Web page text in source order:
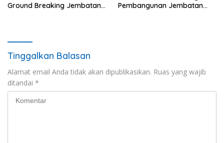
Ground Breaking Jembatan
Pembangunan Jembatan
Tinggalkan Balasan
Alamat email Anda tidak akan dipublikasikan. Ruas yang wajib
ditandai *